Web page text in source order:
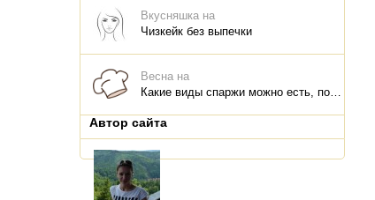
Вкусняшка на
Чизкейк без выпечки
Весна на
Какие виды спаржи можно есть, польза для организма, что и как приготовить
Автор сайта